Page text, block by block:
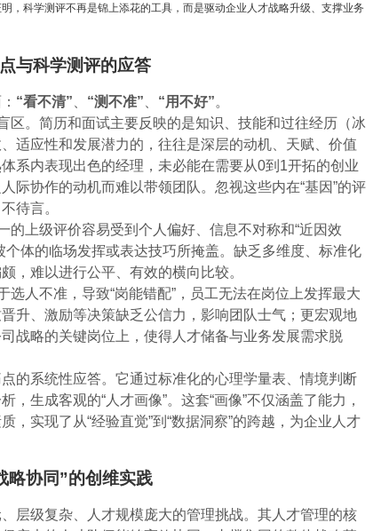
，科学测评不再是锦上添花的工具，而是驱动企业人才战略升级、支撑业务
与科学测评的应答
“看不清” “测不准” “用不好”。
区。简历和面试主要反映的是知识、技能和过往经历（冰
适应性和发展潜力的，往往是深层的动机、天赋、价值
系内表现出色的经理，未必能在需要从0到1开拓的创业
际协作的动机而难以带领团队。忽视这些内在“基因”的评
待言。
的上级评价容易受到个人偏好、信息不对称和“近因效
个体的临场发挥或表达技巧所掩盖。缺乏多维度、标准化
，难以进行公平、有效的横向比较。
选人不准，导致“岗能错配”，员工无法在岗位上发挥最大
升、激励等决策缺乏公信力，影响团队士气；更宏观地
战略的关键岗位上，使得人才储备与业务发展需求脱
的系统性应答。它通过标准化的心理学量表、情境判断
生成客观的“人才画像”。这套“画像”不仅涵盖了能力，
，实现了从“经验直觉”到“数据洞察”的跨越，为企业人才
略协同”的创维实践
层级复杂、人才规模庞大的管理挑战。其人才管理的核